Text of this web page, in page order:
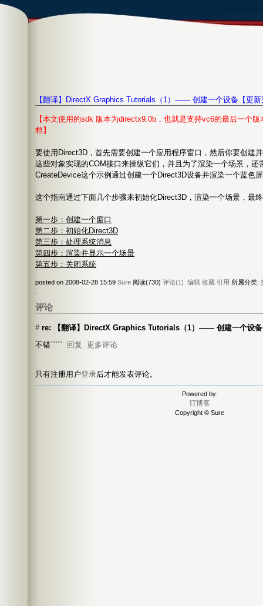
http://blog.csdn.net/loveclover
【翻译】DirectX Graphics Tutorials（1）—— 创建一个设备【更新
【本文使用的sdk 版本为directx9.0b，也就是支持vc6的最后一个
档】
要使用Direct3D，首先需要创建一个应用程序窗口，然后你要创建
这些对象实现的COM接口来操纵它们，并且为了渲染一个场景，还
CreateDevice这个示例通过创建一个Direct3D设备并渲染一个蓝色
这个指南通过下面几个步骤来初始化Direct3D，渲染一个场景，最
第一步：创建一个窗口
第二步：初始化Direct3D
第三步：处理系统消息
第四步：渲染并显示一个场景
第五步：关闭系统
posted on 2008-02-28 15:59 Sure 阅读(730) 评论(1) 编辑 收藏 引用 所属分类:
评论
# re: 【翻译】DirectX Graphics Tutorials（1）—— 创建一个设
不错`````
回复 更多评论
只有注册用户登录后才能发表评论。
Powered by:
IT博客
Copyright © Sure